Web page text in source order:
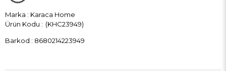
Marka : Karaca Home
(KHC23949)
Barkod : 8680214223949